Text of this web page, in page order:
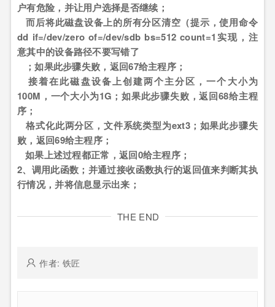
户有危险，并让用户选择是否继续；
而后将此磁盘设备上的所有分区清空（提示，使用命令
dd if=/dev/zero of=/dev/sdb bs=512 count=1实现，注
意其中的设备路径不要写错了
；如果此步骤失败，返回67给主程序；
接着在此磁盘设备上创建两个主分区，一个大小为
100M，一个大小为1G；如果此步骤失败，返回68给主程
序；
格式化此两分区，文件系统类型为ext3；如果此步骤失
败，返回69给主程序；
如果上述过程都正常，返回0给主程序；
2、调用此函数；并通过接收函数执行的返回值来判断其执
行情况，并将信息显示出来；
THE END
作者: 铁匠